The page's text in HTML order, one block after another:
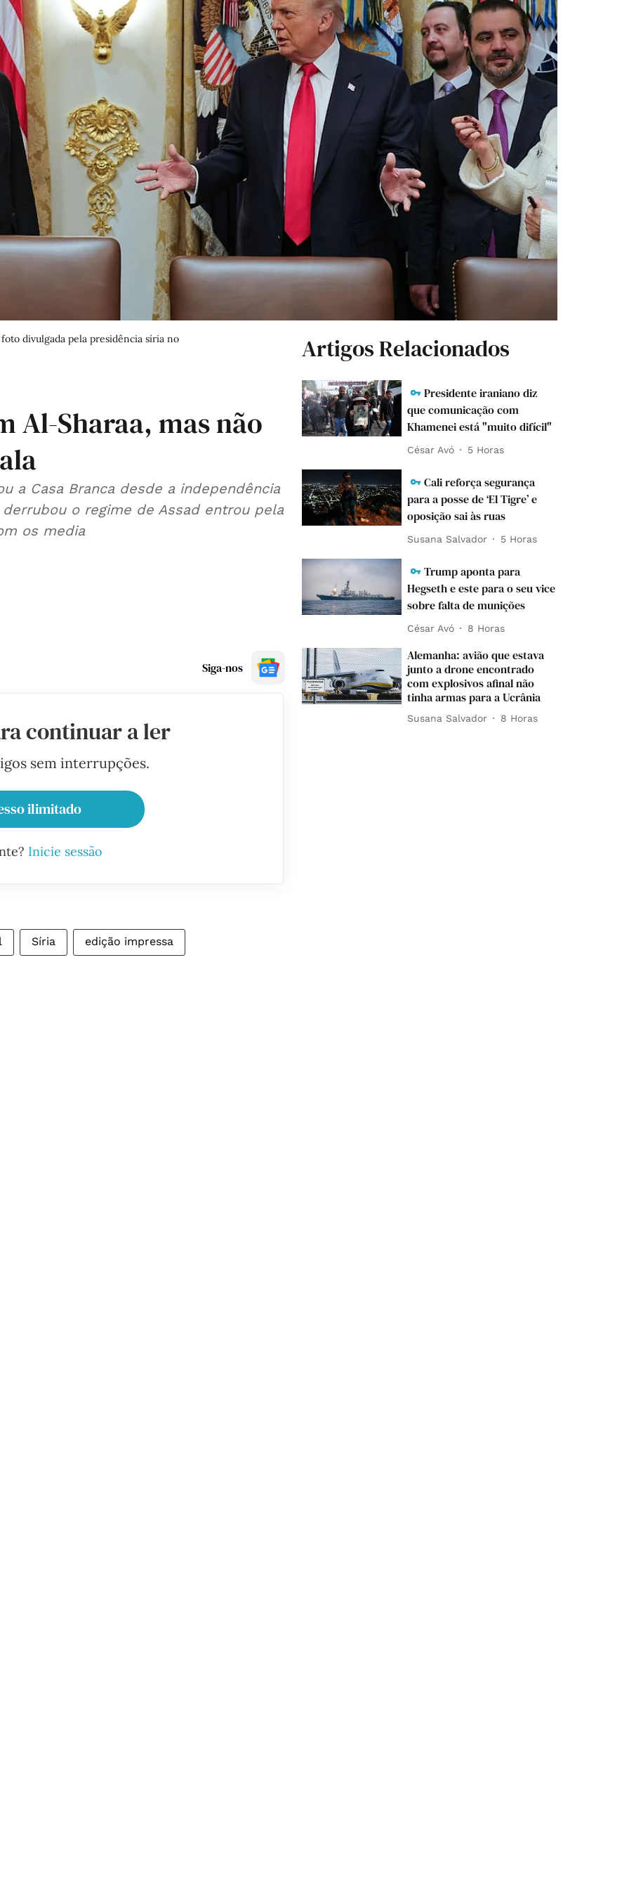
divulgada pela presidência síria no
Al-Sharaa, mas não
a Casa Branca desde a independência
o regime de Assad entrou pela
os media
Siga-nos
continuar a ler
sem interrupções.
ilimitado
Inicie sessão
Síria edição impressa
Artigos Relacionados
Presidente iraniano diz
que comunicação com
Khamenei está "muito difícil"
César Avó 5 Horas
Cali reforça segurança
para a posse de ‘El Tigre’ e
oposição sai às ruas
Susana Salvador 5 Horas
Trump aponta para
Hegseth e este para o seu vice
sobre falta de munições
César Avó 8 Horas
Alemanha: avião que estava
junto a drone encontrado
com explosivos afinal não
tinha armas para a Ucrânia
Susana Salvador 8 Horas